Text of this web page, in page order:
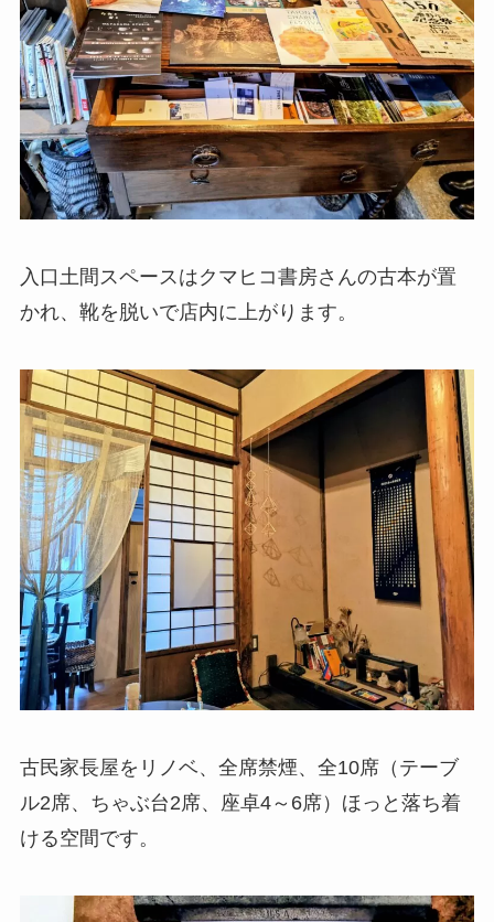
入口土間スペースはクマヒコ書房さんの古本が置
かれ、靴を脱いで店内に上がります。
古民家長屋をリノベ、全席禁煙、全10席（テーブ
ル2席、ちゃぶ台2席、座卓4～6席）ほっと落ち着
ける空間です。